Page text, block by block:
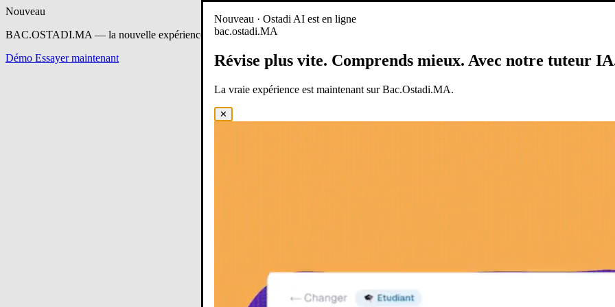
Nouveau
BAC.OSTADI.MA — la nouvelle expérience d’apprentissage est en ligne
Démo Essayer maintenant
Nouveau · Ostadi AI est en ligne
bac.ostadi.MA
Révise plus vite. Comprends mieux. Avec notre tuteur
La vraie expérience est maintenant sur Bac.Ostadi.MA.
✕